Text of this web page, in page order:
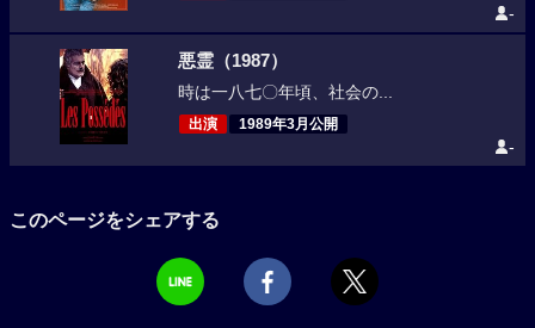
-
悪霊（1987）
時は一八七〇年頃、社会の...
出演 1989年3月公開
-
このページをシェアする